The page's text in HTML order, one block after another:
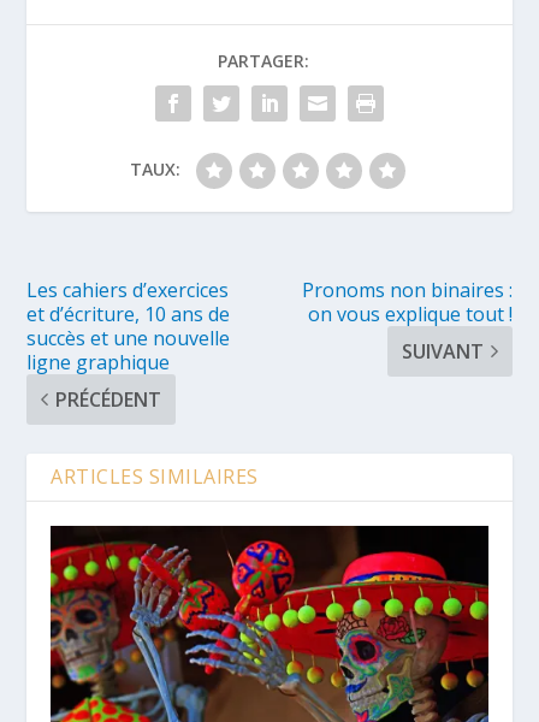
PARTAGER:
TAUX:
Les cahiers d’exercices
et d’écriture, 10 ans de
succès et une nouvelle
ligne graphique
PRÉCÉDENT
Pronoms non binaires :
on vous explique tout !
SUIVANT
ARTICLES SIMILAIRES